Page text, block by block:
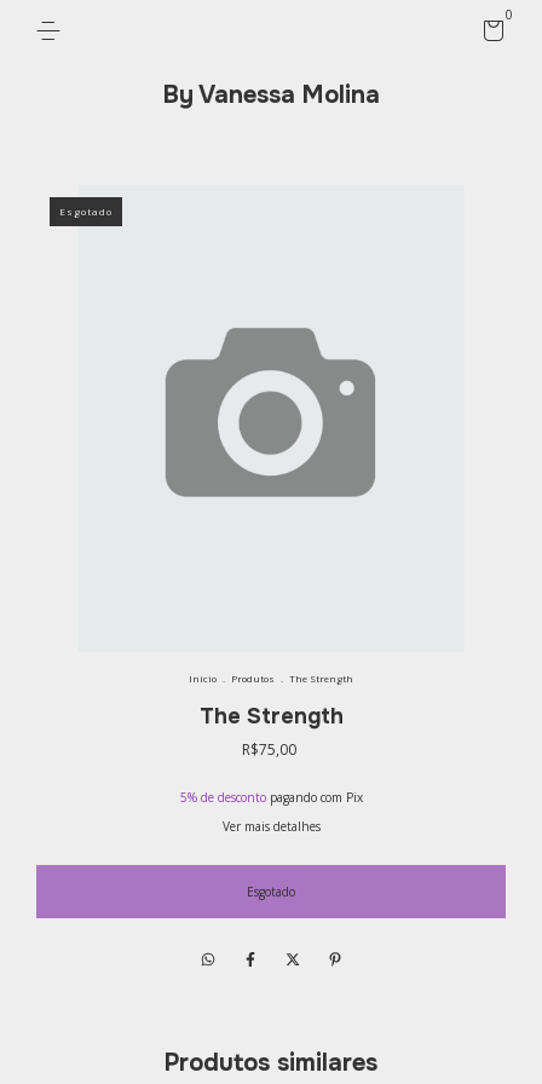
By Vanessa Molina
0
Esgotado
Início Produtos The Strength
The Strength
R$75,00
5% de descontopagando com Pix
Ver mais detalhes
Produtos similares